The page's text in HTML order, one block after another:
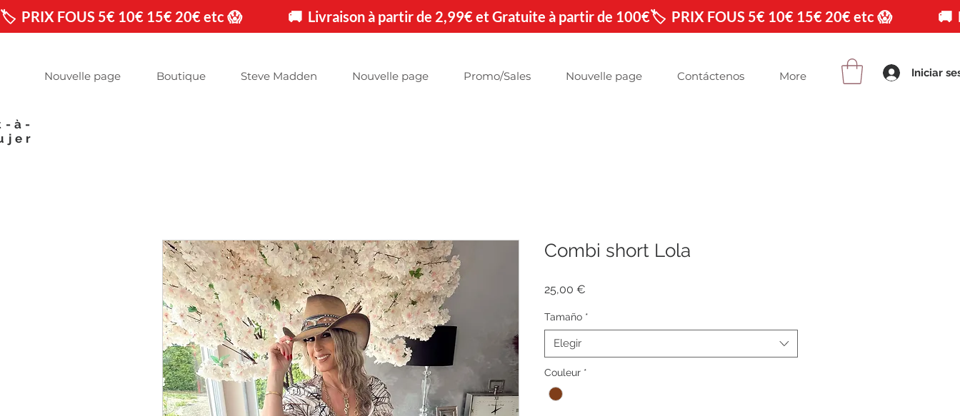
🏷️  PRIX FOUS 5€ 10€ 15€ 20€ etc 😱                🚚  Livraison à partir de 2,99€ et Gratuite à partir de 100€
Nouvelle page Boutique Steve Madden Nouvelle page Promo/Sales Nouvelle page Contáctenos More Iniciar
à-
Combi short Lola
25,00 €
Tamaño *
Elegir
Couleur *